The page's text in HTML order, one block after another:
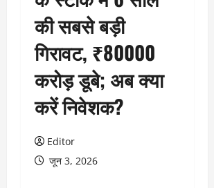
की सबसे बड़ी
गिरावट, ₹80000
करोड़ डूबे; अब क्या
करें निवेशक?
Editor
जून 3, 2026